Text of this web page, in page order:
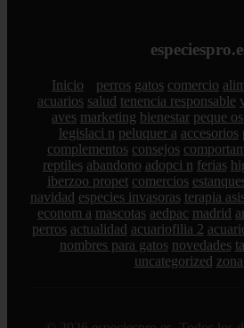
Inicio perros gatos comercio
acuarios salud tenencia responsable
aves marketing bienestar peque
legislaci n peluquer a accesorios
complementos consejos
reptiles abandono adopci n ferias
iberzoo propet comercios
navidad especies invasoras terapia
econom a mascotas aedpac madrid
perros actualidad acuariofilia 2
nombres para gatos novedades
uncategorized